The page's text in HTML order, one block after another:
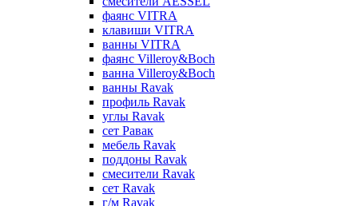
фаянс VITRA
клавиши VITRA
ванны VITRA
фаянс Villeroy&Boch
ванна Villeroy&Boch
ванны Ravak
профиль Ravak
углы Ravak
сет Равак
мебель Ravak
поддоны Ravak
смесители Ravak
сет Ravak
г/м Ravak